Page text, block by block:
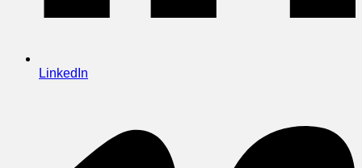
LinkedIn